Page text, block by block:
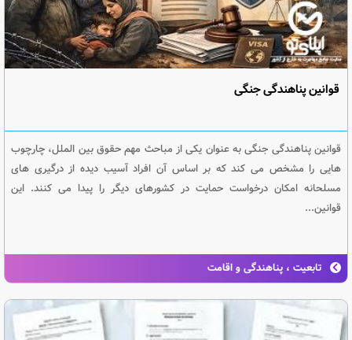
قوانین پناهندگی جنگی
قوانین پناهندگی جنگی به عنوان یکی از مباحث مهم حقوق بین الملل، چارچوب
هایی را مشخص می کند که بر اساس آن افراد آسیب دیده از درگیری های
مسلحانه امکان درخواست حمایت در کشورهای دیگر را پیدا می کنند. این
قوانین...
تابعیت ، پناهندگی و اقامت